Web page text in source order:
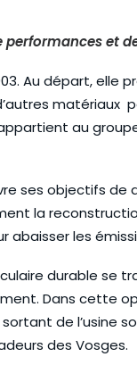
performances et
Au départ, elle
matériaux
au
ses objectifs de
la
abaisser les
durable se
Dans cette
de l’usine
des Vosges.